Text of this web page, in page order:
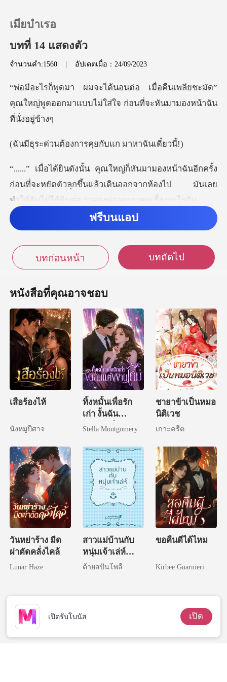
เติมเงิน
ออกจากระบบ
ดาวน์โหลดแอป
เมียบำเรอ
บทที่ 14 แสดงตัว
จำนวนคำ:1560 | อัปเดตเมื่อ：24/09/2023
นเพลียชะมัด”
คุณใหญ่พูดออกมาแบบไม่ใส่ใจ
้องการคุยกับแก ม
ีกครั้ง
ก่อนที่จะหยัดตัวลุกขึ้นแล้วเดินออกจากห้องไป มั
ฟรีบนแอป
บทก่อนหน้า บทถัดไป
หนังสือที่คุณอาจชอบ
เสือร้องไห้
นังหมูปีศาจ
ทิ้งหมั้นเพื่อรัก
เก่า งั้นฉัน
แต่งงานใหม่
Stella Montgomery
ชายาข้าเป็นหมอ
นิติเวช
เกาะครีต
วันหย่าร้าง มีด
ผ่าตัดคลั่งไคล้
Lunar Haze
สาวแม่บ้านกับ
หนุ่มเจ้าเล่ห์
(NC)
ด้ายสปันโพลี
ขอคืนดีได้ไหม
Kirbee Guarnieri
เปิดรับโบนัส เปิด